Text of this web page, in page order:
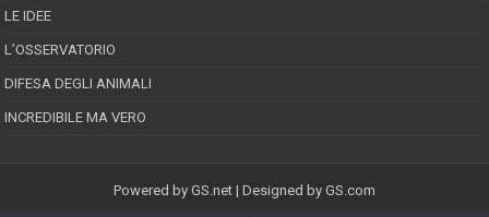
LE IDEE
L’OSSERVATORIO
DIFESA DEGLI ANIMALI
INCREDIBILE MA VERO
Powered by GS.net | Designed by GS.com